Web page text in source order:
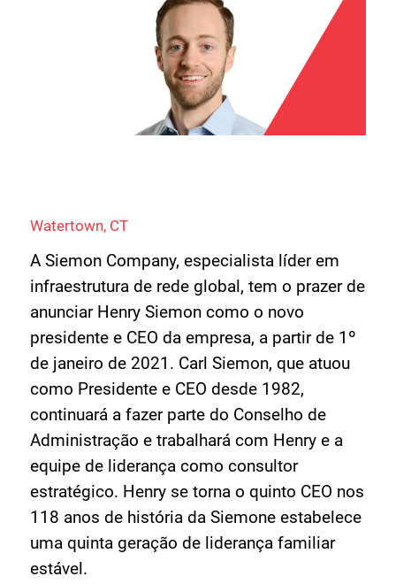
Watertown, CT
A Siemon Company, especialista líder em
infraestrutura de rede global, tem o prazer de
anunciar Henry Siemon como o novo
presidente e CEO da empresa, a partir de 1º
de janeiro de 2021. Carl Siemon, que atuou
como Presidente e CEO desde 1982,
continuará a fazer parte do Conselho de
Administração e trabalhará com Henry e a
equipe de liderança como consultor
estratégico. Henry se torna o quinto CEO nos
118 anos de história da Siemone estabelece
uma quinta geração de liderança familiar
estável.